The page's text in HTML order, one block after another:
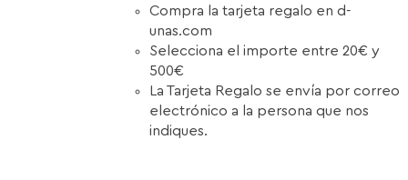
Compra la tarjeta regalo en d-
unas.com
Selecciona el importe entre 20€ y
500€
La Tarjeta Regalo se envía por correo
electrónico a la persona que nos
indiques.